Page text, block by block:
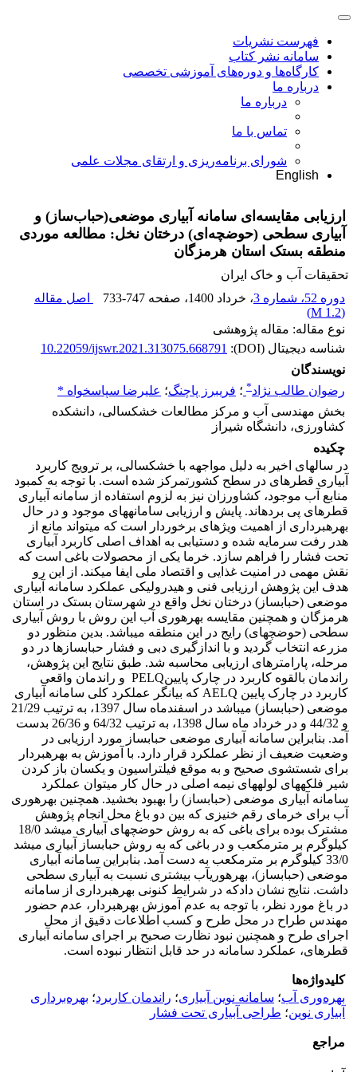
فهرست نشریات
سامانه نشر کتاب
کارگاه‌ها و دوره‌های آموزشی تخصصی
درباره ما
درباره ما
تماس با ما
شورای برنامه‌ریزی و ارتقای مجلات علمی
English
ارزیابی مقایسه‌ای سامانه آبیاری موضعی(حباب‌ساز) و
آبیاری سطحی (حوضچه‌ای) درختان نخل: مطالعه موردی
منطقه بستک استان هرمزگان
تحقیقات آب و خاک ایران
دوره 52، شماره 3
، خرداد 1400 ، صفحه 733-747
اصل مقاله
(
1.2 M
)
نوع مقاله: مقاله پژوهشی
شناسه دیجیتال (DOI):
10.22059/ijswr.2021.313075.668791
نویسندگان
رضوان طالب نژاد* ؛ فریبرز پاچنگ؛ علیرضا سپاسخواه *
بخش مهندسی آب و مرکز مطالعات خشکسالی، دانشکده
کشاورزی، دانشگاه شیراز
چکیده
در سال­های اخیر به دلیل مواجهه با خشکسالی، بر ترویج کاربرد
آبیاری قطره­ای در سطح کشورتمرکز شده است. با توجه به کمبود
منابع آب موجود، کشاورزان نیز به لزوم استفاده از سامانه آبیاری
قطره­ای پی برده­اند. پایش و ارزیابی سامانه­های موجود و در حال
بهره­برداری از اهمیت ویژه­ای برخوردار است که می­تواند مانع از
هدر رفت سرمایه شده و دستیابی به اهداف اصلی کاربرد آبیاری
تحت فشار را فراهم سازد. ﺧﺮﻣﺎ ﯾﮑﯽ از ﻣﺤﺼﻮﻻت ﺑﺎﻏﯽ اﺳﺖ ﮐﻪ
ﻧﻘﺶ ﻣﻬﻤﯽ در اﻣﻨﯿﺖ ﻏﺬاﯾﯽ و اقتصاد ملی ایفا می­کند. از این رو
هدف این پژوهش ارزیابی فنی و هیدرولیکی عملکرد سامانه آبیاری
موضعی (حباب­ساز) درختان نخل واقع در شهرستان بستک در استان
هرمزگان و هم­چنین مقایسه بهره­وری آب این روش با روش آبیاری
سطحی (حوضچه­ای) رایج در این منطقه می­باشد. بدین منظور دو
مزرعه انتخاب گردید و با انداز­گیری دبی و فشار حباب­سازها در دو
مرحله، پارامترهای ارزیابی محاسبه شد. طبق نتایج این پژوهش،
راندمان بالقوه کاربرد در چارک پایینPELQ و راندمان واقعی
کاربرد در چارک پایین AELQ که بیانگر عملکرد کلی سامانه آبیاری
موضعی (حباب­ساز) می­باشد در اسفندماه سال 1397، به ترتیب 21/29
و 44/32 و در خرداد ماه سال 1398، به ترتیب 64/32 و 26/36 بدست
آمد. بنابراین سامانه آبیاری موضعی حباب­ساز مورد ارزیابی در
وضعیت ضعیف از نظر عملکرد قرار دارد. با آموزش به بهره­بردار
برای شستشوی صحیح و به موقع فیلتراسیون و یکسان باز کردن
شیر فلکه­های لوله­های نیمه اصلی در حال کار می­توان عملکرد
سامانه آبیاری موضعی (حباب­ساز) را بهبود بخشید. همچنین بهره­وری
آب برای خرمای رقم خنیزی که بین دو باغ محل انجام پژوهش
مشترک بوده برای باغی که به روش حوضچه­ای آبیاری می­شد 18/0
کیلوگرم بر متر­مکعب و در باغی که به روش حباب­ساز آبیاری می­شد
33/0 کیلوگرم بر متر­مکعب به دست آمد. بنابراین سامانه آبیاری
موضعی (حباب­ساز)، بهره­وری­آب بیشتری نسبت به آبیاری سطحی
داشت. نتایج نشان دادکه در شرایط کنونی بهره­برداری از سامانه
در باغ مورد نظر، با توجه به عدم آموزش بهره­بردار، عدم حضور
مهندس طراح در محل طرح و کسب اطلاعات دقیق از محل
اجرای طرح و همچنین نبود نظارت صحیح بر اجرای سامانه آبیاری
قطره­ای، عملکرد سامانه در حد قابل انتظار نبوده است.
کلیدواژه‌ها
بهره‌وری آب؛ سامانه نوین آبیاری؛ راندمان کاربرد؛ بهره‌برداری
آبیاری نوین؛ طراحی آبیاری تحت فشار
مراجع